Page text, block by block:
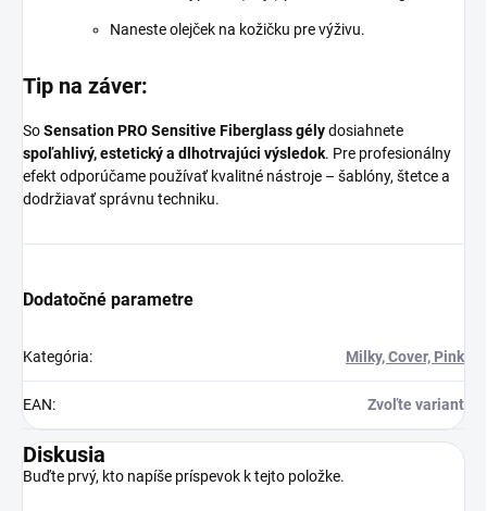
Naneste olejček na kožičku pre výživu.
Tip na záver:
SoSensation PRO Sensitive Fiberglass gélydosiahnete
spoľahlivý, estetický a dlhotrvajúci výsledok. Pre profesionálny
efekt odporúčame používať kvalitné nástroje – šablóny, štetce a
dodržiavať správnu techniku.
Dodatočné parametre
Kategória: Milky, Cover, Pink
EAN: Zvoľte variant
Diskusia
Buďte prvý, kto napíše príspevok k tejto položke.